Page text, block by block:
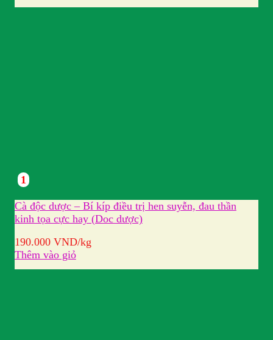
1
Cà độc dược – Bí kíp điều trị hen suyễn, đau thần
kinh tọa cực hay (Doc dược)
190.000 VND/kg
Thêm vào giỏ